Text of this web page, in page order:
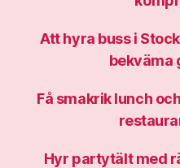
Att hyra buss i
bekväma
Få smakrik lunch
Hyr partytält med